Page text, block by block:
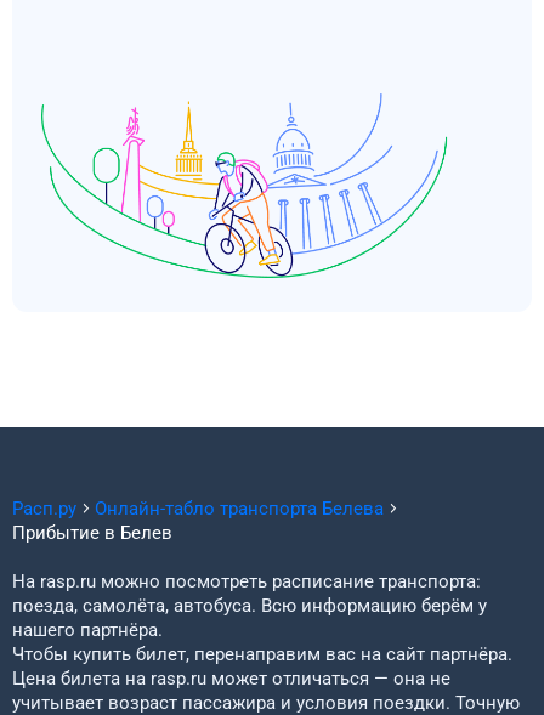
Расп.ру Онлайн-табло транспорта Белева
Прибытие в Белев
На rasp.ru можно посмотреть расписание транспорта:
поезда, самолёта, автобуса. Всю информацию берём у
нашего партнёра.
Чтобы купить билет, перенаправим вас на сайт партнёра.
Цена билета на rasp.ru может отличаться — она не
учитывает возраст пассажира и условия поездки. Точную